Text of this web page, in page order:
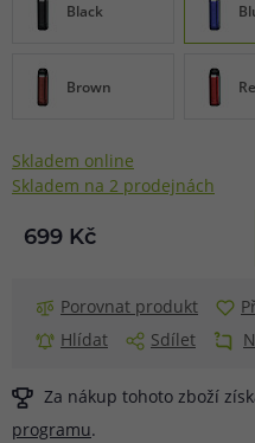
Black
Brown
Skladem online
Skladem na 2 prodejnách
699 Kč
Porovnat produkt
Hlídat
Sdílet
Za nákup tohoto zboží
programu.